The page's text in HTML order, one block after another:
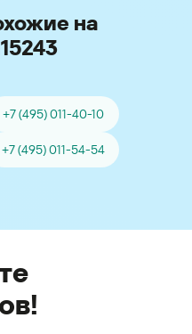
на
+7 (495) 011-40-10
+7 (495) 011-54-54